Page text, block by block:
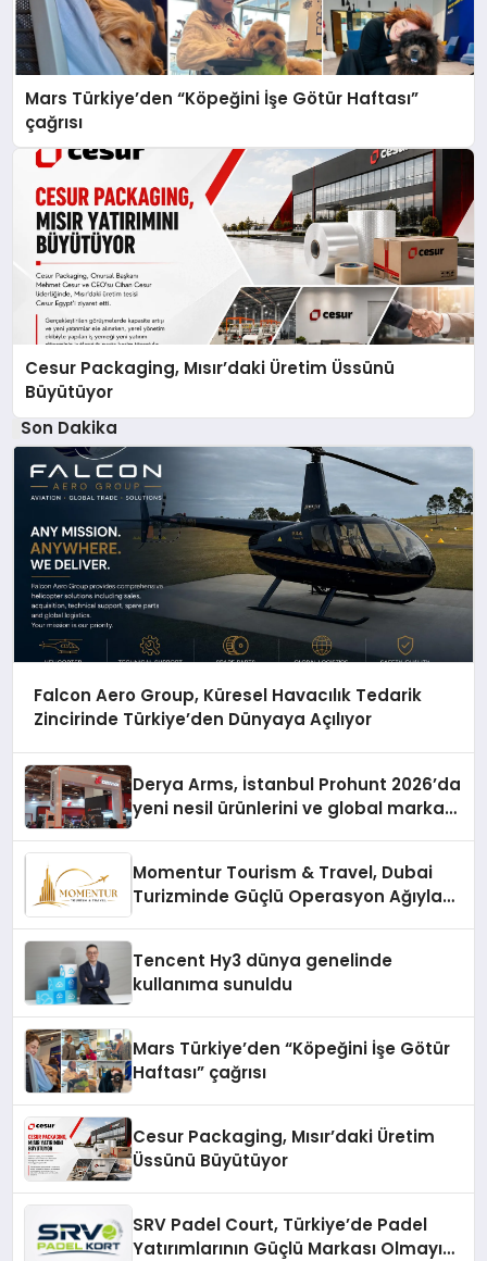
Mars Türkiye’den “Köpeğini İşe Götür Haftası”
çağrısı
Cesur Packaging, Mısır’daki Üretim Üssünü
Büyütüyor
Son Dakika
Falcon Aero Group, Küresel Havacılık Tedarik
Zincirinde Türkiye’den Dünyaya Açılıyor
Derya Arms, İstanbul Prohunt 2026’da
yeni nesil ürünlerini ve global marka
Momentur Tourism & Travel, Dubai
Turizminde Güçlü Operasyon Ağıyla
Tencent Hy3 dünya genelinde
kullanıma sunuldu
Mars Türkiye’den “Köpeğini İşe Götür
Haftası” çağrısı
Cesur Packaging, Mısır’daki Üretim
Üssünü Büyütüyor
SRV Padel Court, Türkiye’de Padel
Yatırımlarının Güçlü Markası Olmayı